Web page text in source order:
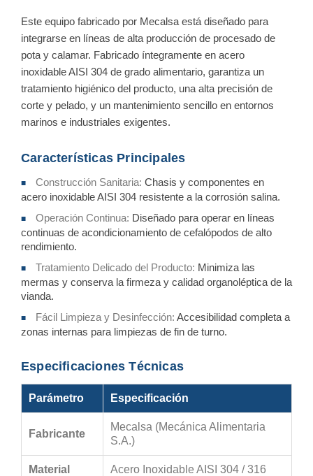
Este equipo fabricado por Mecalsa está diseñado para
integrarse en líneas de alta producción de procesado de
pota y calamar. Fabricado íntegramente en acero
inoxidable AISI 304 de grado alimentario, garantiza un
tratamiento higiénico del producto, una alta precisión de
corte y pelado, y un mantenimiento sencillo en entornos
marinos e industriales exigentes.
Características Principales
■ Construcción Sanitaria: Chasis y componentes en
acero inoxidable AISI 304 resistente a la corrosión salina.
■ Operación Continua: Diseñado para operar en líneas
continuas de acondicionamiento de cefalópodos de alto
rendimiento.
■ Tratamiento Delicado del Producto: Minimiza las
mermas y conserva la firmeza y calidad organoléptica de la
vianda.
■ Fácil Limpieza y Desinfección: Accesibilidad completa a
zonas internas para limpiezas de fin de turno.
Especificaciones Técnicas
Parámetro Especificación
Fabricante
Mecalsa (Mecánica Alimentaria
S.A.)
Material Acero Inoxidable AISI 304 / 316